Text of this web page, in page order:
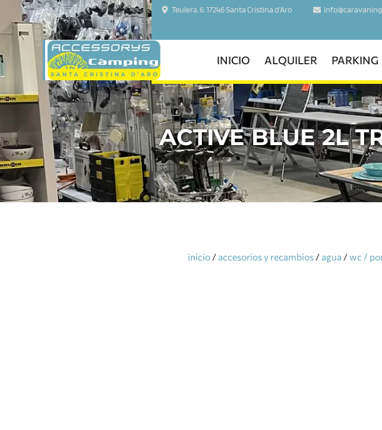
Teulera, 6. 17246 Santa Cristina d'Aro
INICIO ALQUILER PARKING
ACTIVE BLUE 2L
inicio/ accesorios y recambios/ agua /wc /